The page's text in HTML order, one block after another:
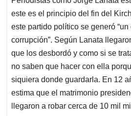
este es el principio del fin del
este partido político se generó
corrupción”. Según Lanata
que los desbordó y como si se
no saben que hacer con ella
siquiera donde guardarla. En 12
estima que el matrimonio
llegaron a robar cerca de 10 mil